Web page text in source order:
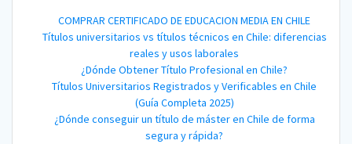
COMPRAR CERTIFICADO DE EDUCACION MEDIA EN CHILE
Títulos universitarios vs títulos técnicos en Chile: diferencias
reales y usos laborales
¿Dónde Obtener Título Profesional en Chile?
Títulos Universitarios Registrados y Verificables en Chile
(Guía Completa 2025)
¿Dónde conseguir un título de máster en Chile de forma
segura y rápida?